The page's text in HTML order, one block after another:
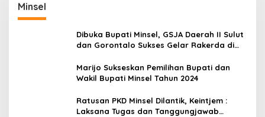
Minsel
Dibuka Bupati Minsel, GSJA Daerah II Sulut
dan Gorontalo Sukses Gelar Rakerda di
Marijo Sukseskan Pemilihan Bupati dan
Wakil Bupati Minsel Tahun 2024
Ratusan PKD Minsel Dilantik, Keintjem :
Laksana Tugas dan Tanggungjawab